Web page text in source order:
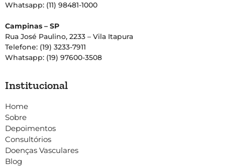
Whatsapp: (11) 98481-1000
Campinas – SP
Rua José Paulino, 2233 – Vila Itapura
Telefone: (19) 3233-7911
Whatsapp: (19) 97600-3508
Institucional
Home
Sobre
Depoimentos
Consultórios
Doenças Vasculares
Blog